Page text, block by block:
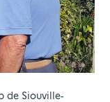
de Siouville-